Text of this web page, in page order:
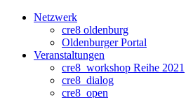
Netzwerk
cre8 oldenburg
Oldenburger Portal
Veranstaltungen
cre8_workshop Reihe 2021
cre8_dialog
cre8_open